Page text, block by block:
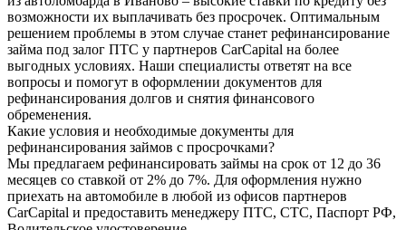
возможности их выплачивать без просрочек. Оптимальным
решением проблемы в этом случае станет рефинансирование
займа под залог ПТС у партнеров CarCapital на более
выгодных условиях. Наши специалисты ответят на все
вопросы и помогут в оформлении документов для
рефинансирования долгов и снятия финансового
обременения.
Какие условия и необходимые документы для
рефинансирования займов с просрочками?
Мы предлагаем рефинансировать займы на срок от 12 до 36
месяцев со ставкой от 2% до 7%. Для оформления нужно
приехать на автомобиле в любой из офисов партнеров
CarCapital и предоставить менеджеру ПТС, СТС, Паспорт РФ,